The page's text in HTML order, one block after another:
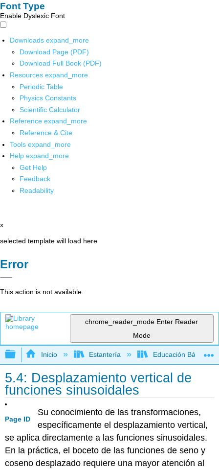
Font Type
Enable Dyslexic Font
Downloads expand_more
Download Page (PDF)
Download Full Book (PDF)
Resources expand_more
Periodic Table
Physics Constants
Scientific Calculator
Reference expand_more
Reference & Cite
Tools expand_more
Help expand_more
Get Help
Feedback
Readability
x
selected template will load here
Error
This action is not available.
chrome_reader_mode Enter Reader
Mode
Expandir/contraer jerarquía global
Inicio Estantería Educación Básica
5.4: Desplazamiento vertical de
funciones sinusoidales
Page ID
Su conocimiento de las transformaciones,
específicamente el desplazamiento vertical,
se aplica directamente a las funciones sinusoidales.
En la práctica, el boceto de las funciones de seno y
coseno desplazado requiere una mayor atención al